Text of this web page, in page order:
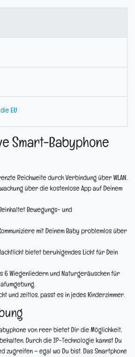
EU
Smart-Babyphone
Reichweite durch Verbindung über WLAN.
über die kostenlose App auf Deinem
Bewegungs- und
mit Deinem Baby problemlos über
bietet beruhigendes Licht für Dein
6 Wiegenliedern und Naturgeräuschen für
und zeitlos, passt es in jedes Kinderzimmer.
von reer bietet Dir die Möglichkeit,
Durch die IP-Technologie kannst Du
zugreifen – egal wo Du bist. Das Smartphone